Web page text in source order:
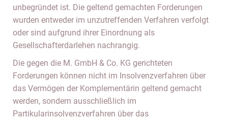
unbegründet ist. Die geltend gemachten Forderungen
wurden entweder im unzutreffenden Verfahren verfolgt
oder sind aufgrund ihrer Einordnung als
Gesellschafterdarlehen nachrangig.
Die gegen die M. GmbH & Co. KG gerichteten
Forderungen können nicht im Insolvenzverfahren über
das Vermögen der Komplementärin geltend gemacht
werden, sondern ausschließlich im
Partikularinsolvenzverfahren über das